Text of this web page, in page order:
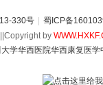
330号 蜀ICP备
||Copyright by
学华西医院华西康复医学